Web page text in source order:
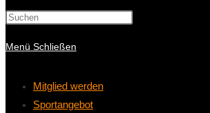
Menü Schließen
Mitglied werden
Sportangebot